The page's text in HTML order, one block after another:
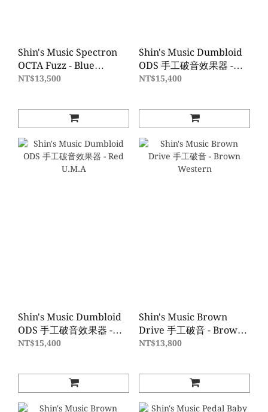
Shin's Music Spectron
OCTA Fuzz - Blue
Hammer
NT$13,500
Shin's Music Dumbloid
ODS 手工破音效果器 -
Green Hammer
NT$15,400
Shin's Music Dumbloid
ODS 手工破音效果器 -
Red U.M.A
NT$15,400
Shin's Music Brown
Drive 手工破音 - Brown
Western
NT$13,800